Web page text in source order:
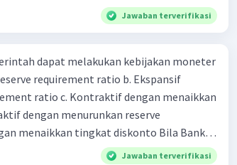
25 kg adalah 2 ton. Perbandingan berat
truk adalah 1: 3. 9. Berdasarkan teks
beras yang harus dibayar oleh Bu
Rp2.475.000 D. Rp2.280.000
Jawaban terverifikasi
dapat melakukan kebijakan moneter
requirement ratio b. Ekspansif
ratio c. Kontraktif dengan menaikkan
dengan menurunkan reserve
tingkat diskonto Bila Bank
ekspansif, ceteris paribus maka .... a.
Jawaban terverifikasi